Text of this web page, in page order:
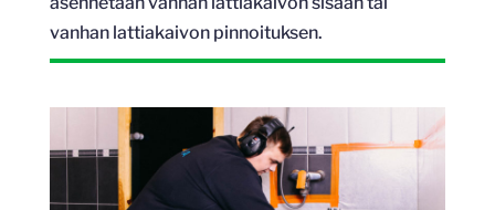
vanhan lattiakaivon pinnoituksen.